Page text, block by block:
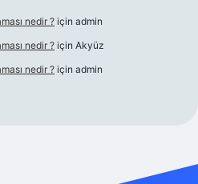
nedir ? için admin
nedir ? için Akyüz
nedir ? için admin